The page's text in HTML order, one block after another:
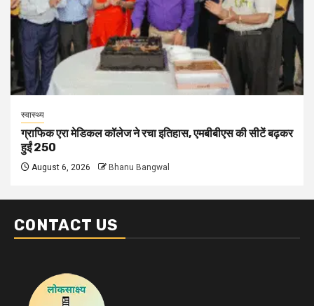
स्वास्थ्य
ग्राफिक एरा मेडिकल कॉलेज ने रचा इतिहास, एमबीबीएस की सीटें बढ़कर
हुईं 250
August 6, 2026 Bhanu Bangwal
CONTACT US